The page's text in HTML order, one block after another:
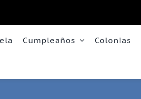
Cumpleaños Colonias